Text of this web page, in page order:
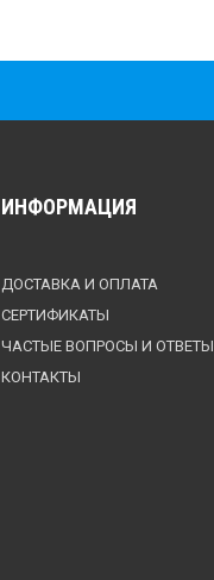
ИНФОРМАЦИЯ
ДОСТАВКА И ОПЛАТА
СЕРТИФИКАТЫ
ЧАСТЫЕ ВОПРОСЫ И ОТВЕТЫ
КОНТАКТЫ